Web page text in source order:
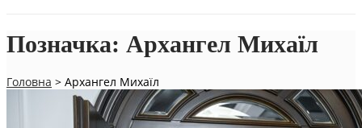
Позначка: Архангел Михаїл
Головна > Архангел Михаїл